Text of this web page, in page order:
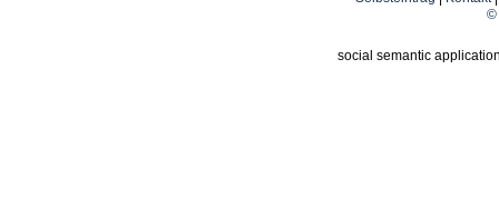
©
social semantic